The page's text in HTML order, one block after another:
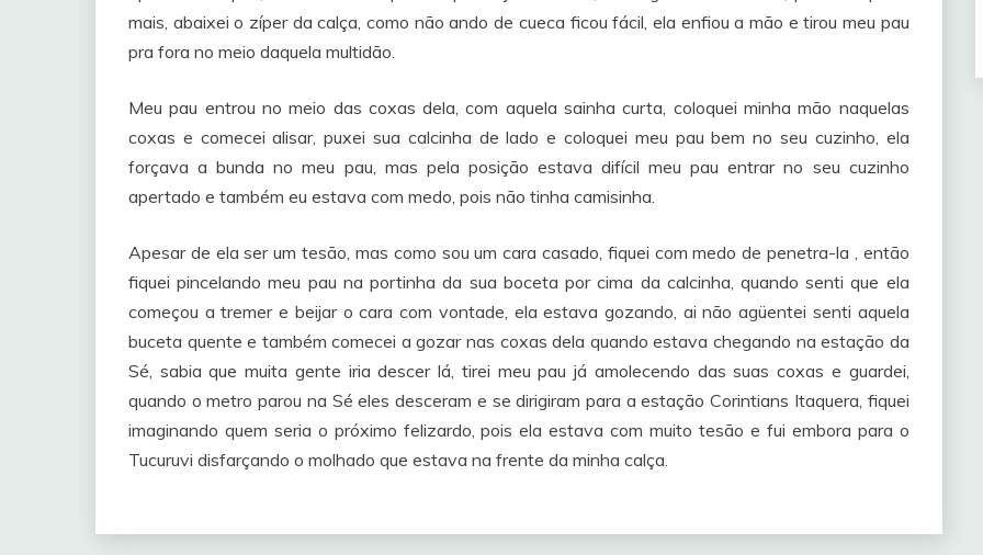
mais, abaixei o zíper da calça, como não ando de cueca ficou fácil, ela enfiou a mão e tirou meu pau
pra fora no meio daquela multidão.
Meu pau entrou no meio das coxas dela, com aquela sainha curta, coloquei minha mão naquelas
coxas e comecei alisar, puxei sua calcinha de lado e coloquei meu pau bem no seu cuzinho, ela
forçava a bunda no meu pau, mas pela posição estava difícil meu pau entrar no seu cuzinho
apertado e também eu estava com medo, pois não tinha camisinha.
Apesar de ela ser um tesão, mas como sou um cara casado, fiquei com medo de penetra-la , então
fiquei pincelando meu pau na portinha da sua boceta por cima da calcinha, quando senti que ela
começou a tremer e beijar o cara com vontade, ela estava gozando, ai não agüentei senti aquela
buceta quente e também comecei a gozar nas coxas dela quando estava chegando na estação da
Sé, sabia que muita gente iria descer lá, tirei meu pau já amolecendo das suas coxas e guardei,
quando o metro parou na Sé eles desceram e se dirigiram para a estação Corintians Itaquera, fiquei
imaginando quem seria o próximo felizardo, pois ela estava com muito tesão e fui embora para o
Tucuruvi disfarçando o molhado que estava na frente da minha calça.